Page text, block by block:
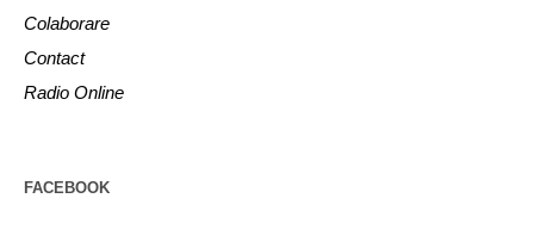
Colaborare
Contact
Radio Online
FACEBOOK